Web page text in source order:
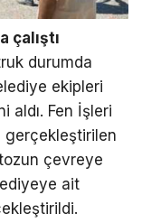
çalıştı
durumda
ekipleri
aldı. Fen İşleri
gerçekleştirilen
tozun çevreye
ait